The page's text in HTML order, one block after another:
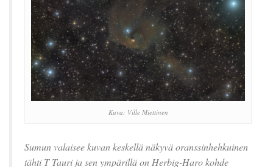
Kuva: Ville Miettinen
Sumun valaisee kuvan keskellä näkyvä oranssinhehkuinen
tähti T Tauri ja sen ympärillä on Herbig-Haro kohde